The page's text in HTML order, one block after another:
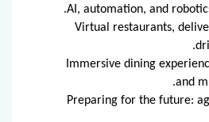
AI, automation, and
Virtual restaurants,
Immersive dining
and
Preparing for the future: